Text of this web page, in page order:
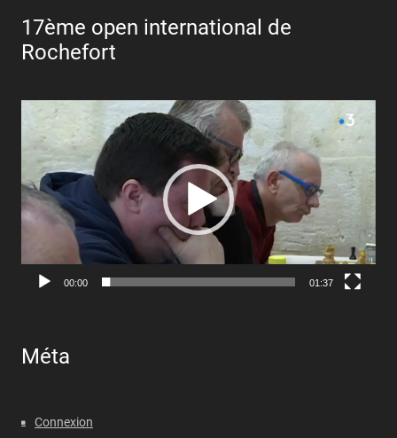
17ème open international de
Rochefort
Lecteur
vidéo
00:00 01:37
Méta
Connexion